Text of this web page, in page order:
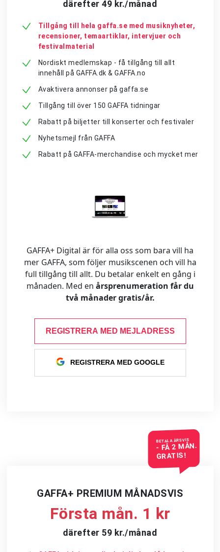
därefter 49 kr./månad
Tillgång till hela gaffa.se med musiknyheter,
recensioner, temaartiklar, intervjuer och
festivalmaterial
Nordiskt medlemskap - få tillgång till allt
innehåll på GAFFA.dk & GAFFA.no
Avaktivera annonser på gaffa.se
Tillgång till över 150 GAFFA tidningar
Rabatt på biljetter till konserter och festivaler
Nyhetsmejl från GAFFA
Rabatt på GAFFA-merchandise och mycket mer
GAFFA+ Digital är för alla oss som bara vill ha
mer GAFFA, som följer musikscenen och vill ha
full tillgång till allt. Du betalar enkelt en gång i
månaden. Med en årsprenumeration får du
två månader gratis/år.
REGISTRERA MED MEJLADRESS
REGISTRERA MED GOOGLE
BETALA ÅRSVIS
- FÅ 2 MÅN.
GRATIS!
GAFFA+ PREMIUM MÅNADSVIS
Första mån. 1 kr
därefter 59 kr./månad